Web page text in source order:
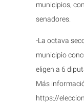
municipios,
senadores.
-La octava
municipio
eligen a 6
Más
https://